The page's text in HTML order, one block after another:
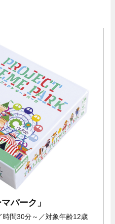
パーク」
時間30分～／対象年齢12歳